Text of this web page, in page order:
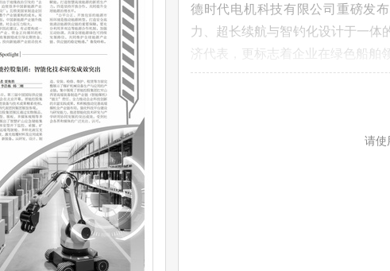
德时代电机科技有限公司重磅发
力、超长续航与智钓化设计于一体
济代表，更标志着企业在绿色船舶
在全球“双碳”目标加速推进
航速可达28节，全速航行续航时
音”的沉浸式垂钓体验，精准契合
请使